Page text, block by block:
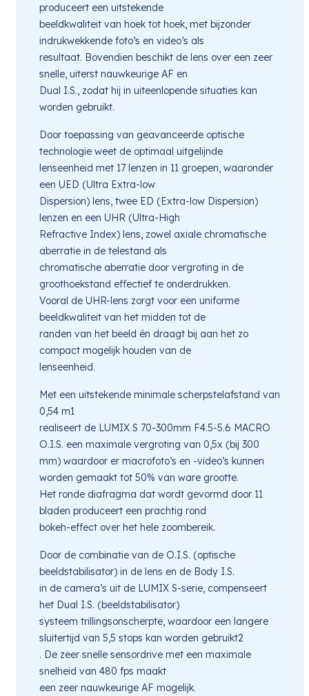
produceert een uitstekende
beeldkwaliteit van hoek tot hoek, met bijzonder
indrukwekkende foto’s en video’s als
resultaat. Bovendien beschikt de lens over een zeer
snelle, uiterst nauwkeurige AF en
Dual I.S., zodat hij in uiteenlopende situaties kan
worden gebruikt.
Door toepassing van geavanceerde optische
technologie weet de optimaal uitgelijnde
lenseenheid met 17 lenzen in 11 groepen, waaronder
een UED (Ultra Extra-low
Dispersion) lens, twee ED (Extra-low Dispersion)
lenzen en een UHR (Ultra-High
Refractive Index) lens, zowel axiale chromatische
aberratie in de telestand als
chromatische aberratie door vergroting in de
groothoekstand effectief te onderdrukken.
Vooral de UHR-lens zorgt voor een uniforme
beeldkwaliteit van het midden tot de
randen van het beeld én draagt bij aan het zo
compact mogelijk houden van de
lenseenheid.
Met een uitstekende minimale scherpstelafstand van
0,54 m1
realiseert de LUMIX S 70-300mm F4.5-5.6 MACRO
O.I.S. een maximale vergroting van 0,5x (bij 300
mm) waardoor er macrofoto’s en -video’s kunnen
worden gemaakt tot 50% van ware grootte.
Het ronde diafragma dat wordt gevormd door 11
bladen produceert een prachtig rond
bokeh-effect over het hele zoombereik.
Door de combinatie van de O.I.S. (optische
beeldstabilisator) in de lens en de Body I.S.
in de camera’s uit de LUMIX S-serie, compenseert
het Dual I.S. (beeldstabilisator)
systeem trillingsonscherpte, waardoor een langere
sluitertijd van 5,5 stops kan worden gebruikt2
. De zeer snelle sensordrive met een maximale
snelheid van 480 fps maakt
een zeer nauwkeurige AF mogelijk.